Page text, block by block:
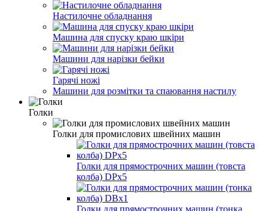
Настилочне обладнання
Машина для спуску краю шкіри
Машини для нарізки бейки
Гарячі ножі
Машини для розмітки та спаювання настилу
Голки
Голки для промислових швейних машин
Голки для прямострочних машин (товста
колба) DPx5
Голки для прямострочних машин (тонка